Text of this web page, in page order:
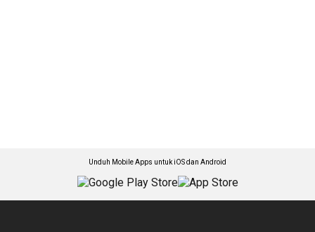
Unduh Mobile Apps untuk iOS dan Android